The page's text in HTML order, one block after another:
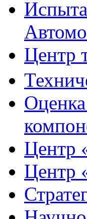
Центр
Оценка
Центр
Центр